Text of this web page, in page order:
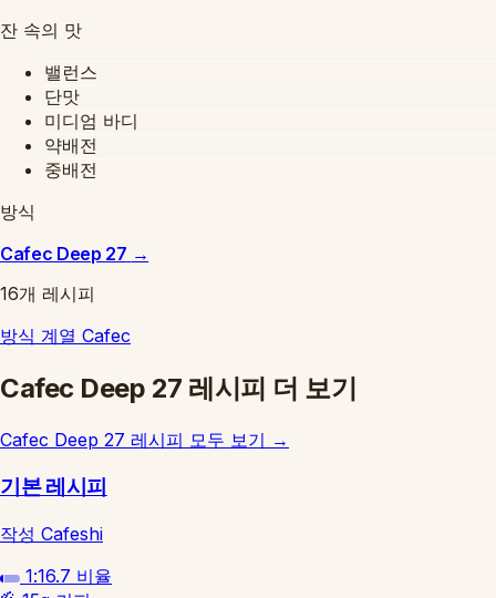
잔 속의 맛
밸런스
단맛
미디엄 바디
약배전
중배전
방식
Cafec Deep 27 →
16개 레시피
방식 계열 Cafec
Cafec Deep 27 레시피 더 보기
Cafec Deep 27 레시피 모두 보기 →
기본 레시피
작성 Cafeshi
1:16.7 비율